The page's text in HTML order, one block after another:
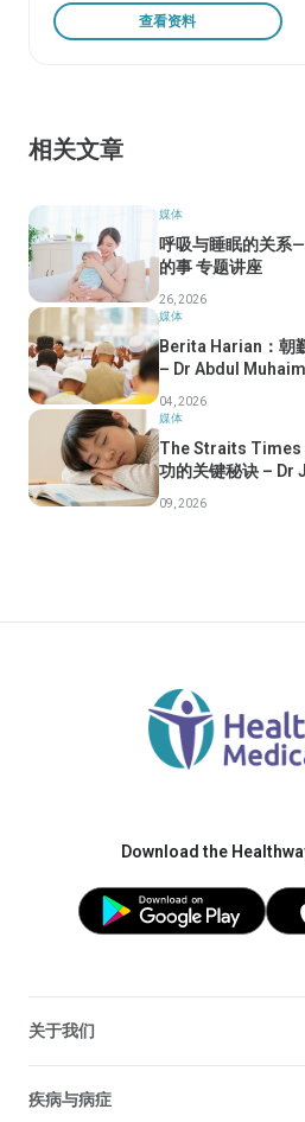
查看资料
相关文章
媒体
呼吸与睡眠的关系
的事 专题讲座
26, 2026
媒体
Berita Harian：朝
– Dr Abdul
04, 2026
媒体
The Straits Times
功的关键秘诀 – Dr
09, 2026
Download the
关于我们
疾病与病症